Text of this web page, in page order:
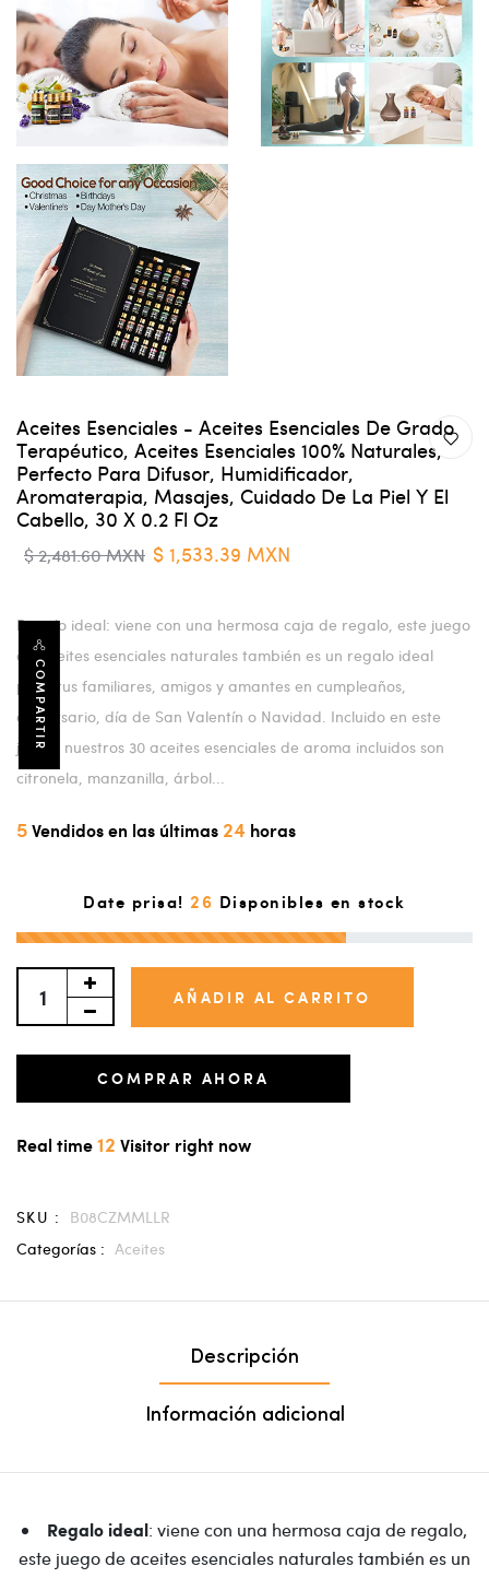
COMPARTIR
Aceites Esenciales - Aceites Esenciales De Grado
Terapéutico, Aceites Esenciales 100% Naturales,
Perfecto Para Difusor, Humidificador,
Aromaterapia, Masajes, Cuidado De La Piel Y El
Cabello, 30 X 0.2 Fl Oz
$ 2,481.60 MXN $ 1,533.39 MXN
Regalo ideal: viene con una hermosa caja de regalo, este juego
de aceites esenciales naturales también es un regalo ideal
para tus familiares, amigos y amantes en cumpleaños,
aniversario, día de San Valentín o Navidad. Incluido en este
juego: nuestros 30 aceites esenciales de aroma incluidos son
citronela, manzanilla, árbol...
5Vendidos en las últimas 24 horas
Date prisa! 26 Disponibles en stock
AÑADIR AL CARRITO
COMPRAR AHORA
Real time12 Visitor right now
SKU :
B08CZMMLLR
Categorías : Aceites
Descripción
Información adicional
Regalo ideal : viene con una hermosa caja de regalo,
este juego de aceites esenciales naturales también es un